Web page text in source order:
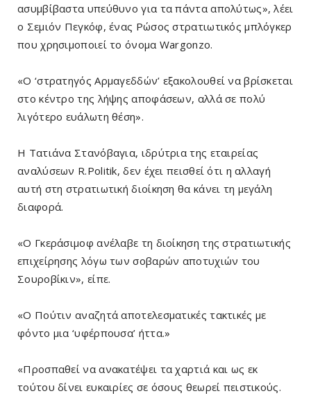
ασυμβίβαστα υπεύθυνο για τα πάντα απολύτως», λέει
ο Σεμιόν Πεγκόφ, ένας Ρώσος στρατιωτικός μπλόγκερ
που χρησιμοποιεί το όνομα Wargonzo.
«Ο ‘στρατηγός Αρμαγεδδών’ εξακολουθεί να βρίσκεται
στο κέντρο της λήψης αποφάσεων, αλλά σε πολύ
λιγότερο ευάλωτη θέση».
Η Τατιάνα Στανόβαγια, ιδρύτρια της εταιρείας
αναλύσεων R.Politik, δεν έχει πεισθεί ότι η αλλαγή
αυτή στη στρατιωτική διοίκηση θα κάνει τη μεγάλη
διαφορά.
«Ο Γκεράσιμοφ ανέλαβε τη διοίκηση της στρατιωτικής
επιχείρησης λόγω των σοβαρών αποτυχιών του
Σουροβίκιν», είπε.
«Ο Πούτιν αναζητά αποτελεσματικές τακτικές με
φόντο μια ‘υφέρπουσα’ ήττα.»
«Προσπαθεί να ανακατέψει τα χαρτιά και ως εκ
τούτου δίνει ευκαιρίες σε όσους θεωρεί πειστικούς.